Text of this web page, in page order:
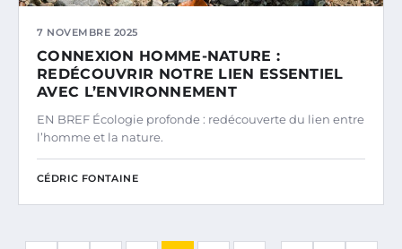
7 NOVEMBRE 2025
CONNEXION HOMME-NATURE :
REDÉCOUVRIR NOTRE LIEN ESSENTIEL
AVEC L’ENVIRONNEMENT
EN BREF Écologie profonde : redécouverte du lien entre
l’homme et la nature.
CÉDRIC FONTAINE